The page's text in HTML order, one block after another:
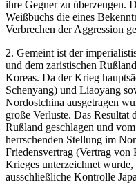
ihre Gegner zu überzeugen.
Weißbuchs die eines
Verbrechen der Aggression
2. Gemeint ist der
und dem zaristischen
Koreas. Da der Krieg
Schenyang) und Liaoyang
Nordostchina ausgetragen
große Verluste. Das Resultat
Rußland geschlagen und
herrschenden Stellung im
Friedensvertrag (Vertrag von
Krieges unterzeichnet
ausschließliche Kontrolle